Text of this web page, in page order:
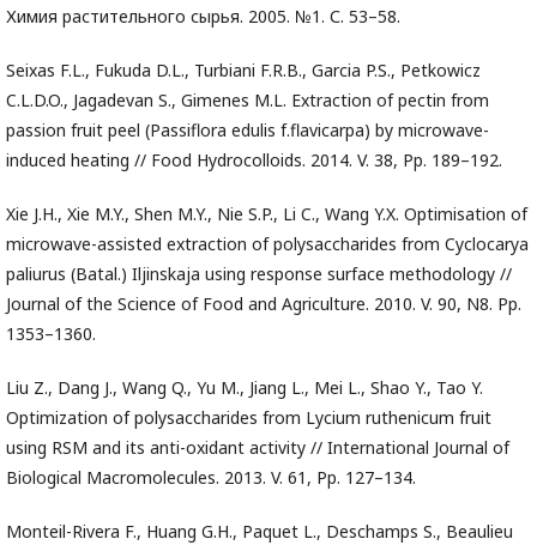
Химия растительного сырья. 2005. №1. С. 53–58.
Seixas F.L., Fukuda D.L., Turbiani F.R.B., Garcia P.S., Petkowicz
C.L.D.O., Jagadevan S., Gimenes M.L. Extraction of pectin from
passion fruit peel (Passiflora edulis f.flavicarpa) by microwave-
induced heating // Food Hydrocolloids. 2014. V. 38, Pp. 189–192.
Xie J.H., Xie M.Y., Shen M.Y., Nie S.P., Li C., Wang Y.X. Optimisation of
microwave-assisted extraction of polysaccharides from Cyclocarya
paliurus (Batal.) Iljinskaja using response surface methodology //
Journal of the Science of Food and Agriculture. 2010. V. 90, N8. Pp.
1353–1360.
Liu Z., Dang J., Wang Q., Yu M., Jiang L., Mei L., Shao Y., Tao Y.
Optimization of polysaccharides from Lycium ruthenicum fruit
using RSM and its anti-oxidant activity // International Journal of
Biological Macromolecules. 2013. V. 61, Pp. 127–134.
Monteil-Rivera F., Huang G.H., Paquet L., Deschamps S., Beaulieu